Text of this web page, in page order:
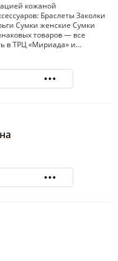
кожаной
Браслеты Заколки
Сумки женские Сумки
товаров — все
в ТРЦ «Мириада» и…
23
24